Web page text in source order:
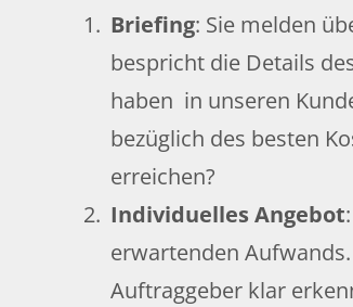
Briefing: Sie melden
bespricht die Details
haben in unseren
bezüglich des besten
erreichen?
Individuelles Angebot
erwartenden
Auftraggeber klar
renate.burg@rz10.de
Ihre Anfrage